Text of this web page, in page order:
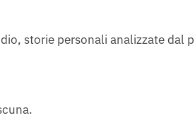
storie personali analizzate